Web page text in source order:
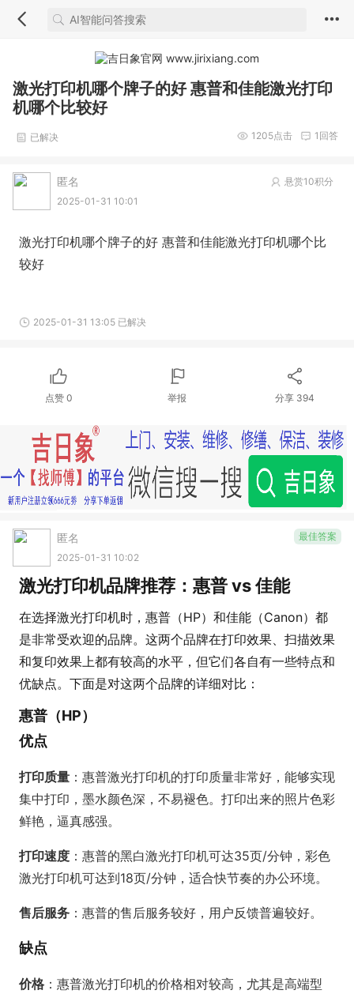
激光打印机哪个牌子的好 惠普和佳能激光打印
机哪个比较好
已解决 1 回答
1205点击
悬赏10积分
匿名
2025-01-31 10:01
激光打印机哪个牌子的好 惠普和佳能激光打印机哪个比
较好
2025-01-31 13:05 已解决
点赞0 举报 分享 394
最佳答案
匿名
2025-01-31 10:02
激光打印机品牌推荐：惠普 vs 佳能
在选择激光打印机时，惠普（HP）和佳能（Canon）都
是非常受欢迎的品牌。这两个品牌在打印效果、扫描效果
和复印效果上都有较高的水平，但它们各自有一些特点和
优缺点。下面是对这两个品牌的详细对比：
惠普（HP）
优点
打印质量 ：惠普激光打印机的打印质量非常好，能够实现
集中打印，墨水颜色深，不易褪色。打印出来的照片色彩
鲜艳，逼真感强。
打印速度 ：惠普的黑白激光打印机可达35页/分钟，彩色
激光打印机可达到18页/分钟，适合快节奏的办公环境。
售后服务 ：惠普的售后服务较好，用户反馈普遍较好。
缺点
价格 ：惠普激光打印机的价格相对较高，尤其是高端型